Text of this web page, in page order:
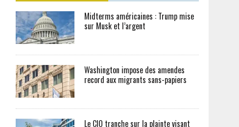
Midterms américaines : Trump mise
sur Musk et l’argent
Washington impose des amendes
record aux migrants sans-papiers
Le CIO tranche sur la plainte visant